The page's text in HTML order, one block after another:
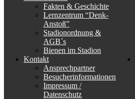
Fakten & Geschichte
Lernzentrum “Denk-
Anstoß”
Stadionordnung &
AGB´s
Bienen im Stadion
Kontakt
Ansprechpartner
Besucherinformationen
Impressum /
Datenschutz